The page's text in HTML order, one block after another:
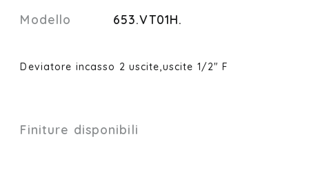
Modello 653.VT01H.
Deviatore incasso 2 uscite,uscite 1/2" F
Finiture disponibili